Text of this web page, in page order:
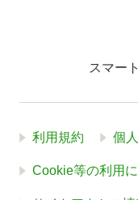
スマー
利用規約 個
Cookie等の利用